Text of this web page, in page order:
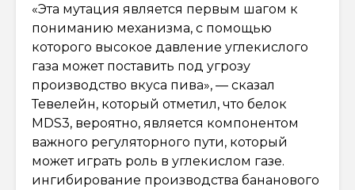
«Эта мутация является первым шагом к
пониманию механизма, с помощью
которого высокое давление углекислого
газа может поставить под угрозу
производство вкуса пива», — сказал
Тевелейн, который отметил, что белок
MDS3, вероятно, является компонентом
важного регуляторного пути, который
может играть роль в углекислом газе.
ингибирование производства бананового